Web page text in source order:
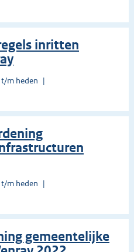
inritten
m heden
m heden
gemeentelijke